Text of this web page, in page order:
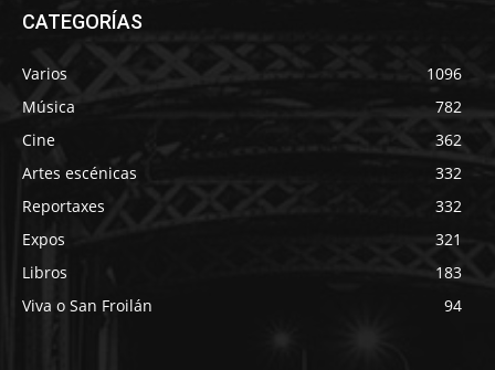
CATEGORÍAS
Varios
1096
Música
782
Cine
362
Artes escénicas
332
Reportaxes
332
Expos
321
Libros
183
Viva o San Froilán
94